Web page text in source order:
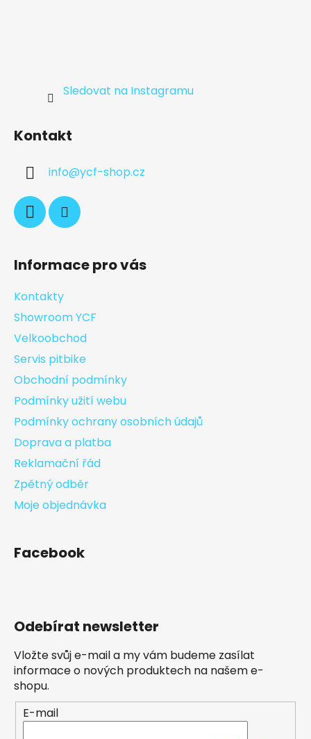
Sledovat na Instagramu
Kontakt
info@ycf-shop.cz
Informace pro vás
Kontakty
Showroom YCF
Velkoobchod
Servis pitbike
Obchodní podmínky
Podmínky užití webu
Podmínky ochrany osobních údajů
Doprava a platba
Reklamační řád
Zpětný odběr
Moje objednávka
Facebook
Odebírat newsletter
Vložte svůj e-mail a my vám budeme zasílat
informace o nových produktech na našem e-
shopu.
E-mail